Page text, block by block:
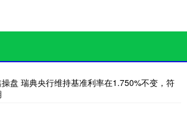
盘 瑞典央行维持基准利率在1.750%不变，符